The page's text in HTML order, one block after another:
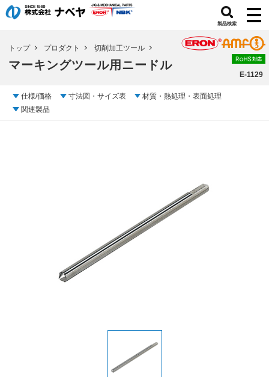
製品検索
トップ プロダクト 切削加工ツール
マーキングツール用ニードル
E-1129
仕様/価格 寸法図・サイズ表
材質・熱処理・表面処理
関連製品